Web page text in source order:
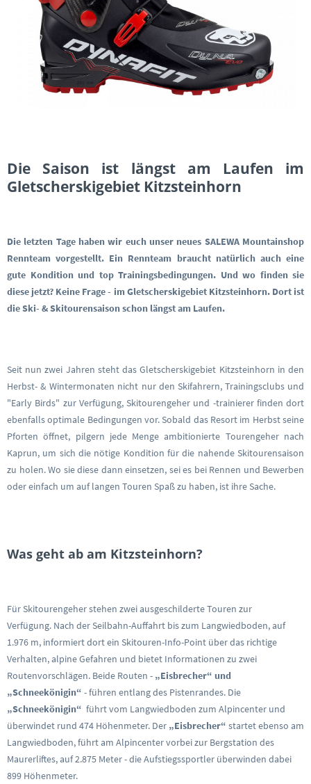
Die Saison ist längst am Laufen im
Gletscherskigebiet Kitzsteinhorn
Die letzten Tage haben wir euch unser neues SALEWA Mountainshop
Rennteam vorgestellt. Ein Rennteam braucht natürlich auch eine
gute Kondition und top Trainingsbedingungen. Und wo finden sie
diese jetzt? Keine Frage - im Gletscherskigebiet Kitzsteinhorn. Dort ist
die Ski- & Skitourensaison schon längst am Laufen.
Seit nun zwei Jahren steht das Gletscherskigebiet Kitzsteinhorn in den
Herbst- & Wintermonaten nicht nur den Skifahrern, Trainingsclubs und
"Early Birds" zur Verfügung, Skitourengeher und -trainierer finden dort
ebenfalls optimale Bedingungen vor. Sobald das Resort im Herbst seine
Pforten öffnet, pilgern jede Menge ambitionierte Tourengeher nach
Kaprun, um sich die nötige Kondition für die nahende Skitourensaison
zu holen. Wo sie diese dann einsetzen, sei es bei Rennen und Bewerben
oder einfach um auf langen Touren Spaß zu haben, ist ihre Sache.
Was geht ab am Kitzsteinhorn?
Für Skitourengeher stehen zwei ausgeschilderte Touren zur
Verfügung. Nach der Seilbahn-Auffahrt bis zum Langwiedboden, auf
1.976 m, informiert dort ein Skitouren-Info-Point über das richtige
Verhalten, alpine Gefahren und bietet Informationen zu zwei
Routenvorschlägen. Beide Routen - „Eisbrecher“ und
„Schneekönigin“ - führen entlang des Pistenrandes. Die
„Schneekönigin“ führt vom Langwiedboden zum Alpincenter und
überwindet rund 474 Höhenmeter. Der „Eisbrecher“ startet ebenso am
Langwiedboden, führt am Alpincenter vorbei zur Bergstation des
Maurerliftes, auf 2.875 Meter - die Aufstiegssportler überwinden dabei
899 Höhenmeter.